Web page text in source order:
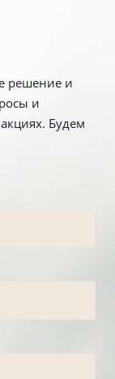
решение и
и
Будем